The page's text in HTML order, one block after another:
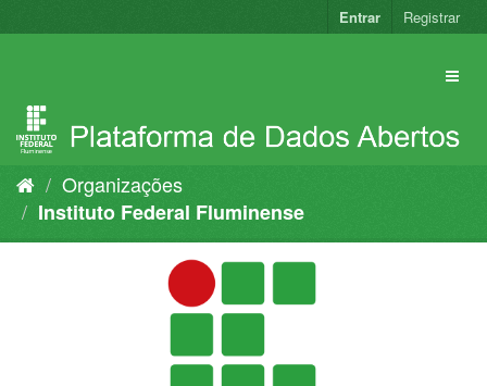
para
Entrar Registrar
Organizações
Instituto Federal Fluminense